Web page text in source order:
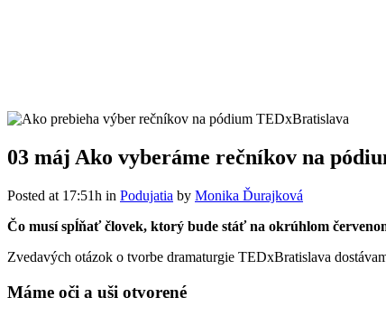
03 máj Ako vyberáme rečníkov na
Posted at 17:51h in Podujatia by Monika Ďurajková
Čo musí spĺňať človek, ktorý bude stáť na okrúhlom
Zvedavých otázok o tvorbe dramaturgie TEDxBratislava
Máme oči a uši otvorené